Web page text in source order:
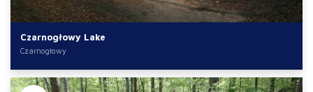
Czarnogłowy Lake
Czarnogłowy